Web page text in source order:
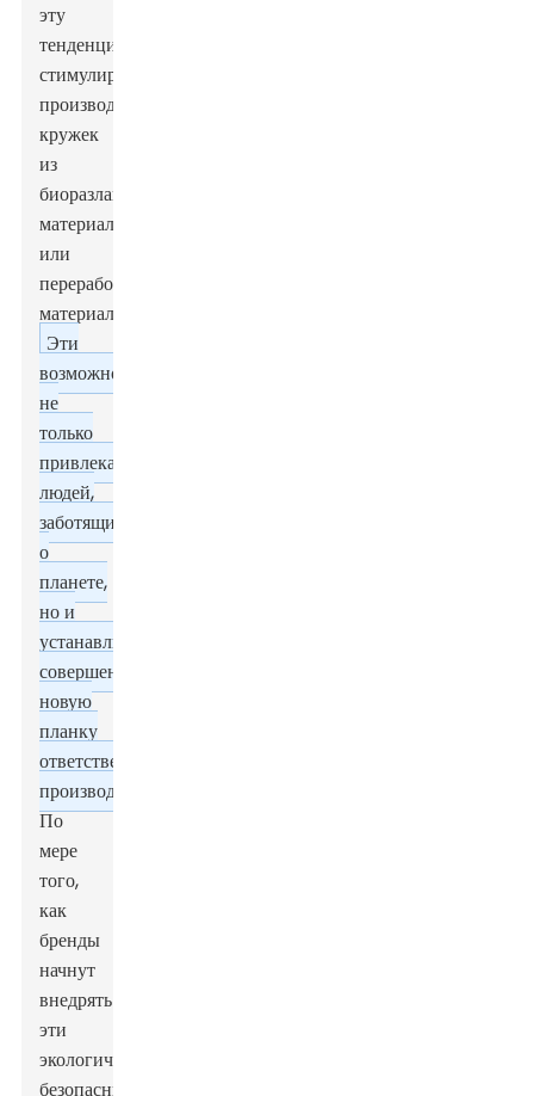
эту
тенденцию,
стимулирующую
производство
кружек
из
биоразлагаемых
материалов
или
переработанных
материалов.
Эти
возможности
не
только
привлекают
людей,
заботящихся
о
планете,
но и
устанавливают
совершенно
новую
планку
ответственного
производства.
По
мере
того,
как
бренды
начнут
внедрять
эти
экологически
безопасные